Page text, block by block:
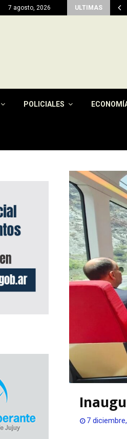
7 agosto, 2026 ULTIMAS
POLICIALES
7